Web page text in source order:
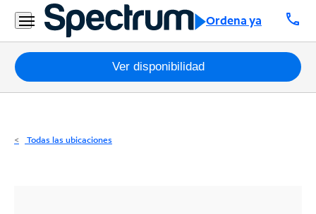
Ordena ya call
Residencial
Business
Paquetes
Internet
Ver disponibilidad
Todas las ubicaciones